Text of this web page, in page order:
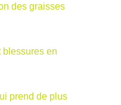
des graisses
blessures en
prend de plus